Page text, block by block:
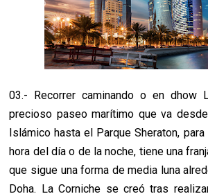
03.- Recorrer caminando o en dhow
precioso paseo marítimo que va
Islámico hasta el Parque Sheraton, para
hora del día o de la noche, tiene una
que sigue una forma de media luna
Doha. La Corniche se creó tras